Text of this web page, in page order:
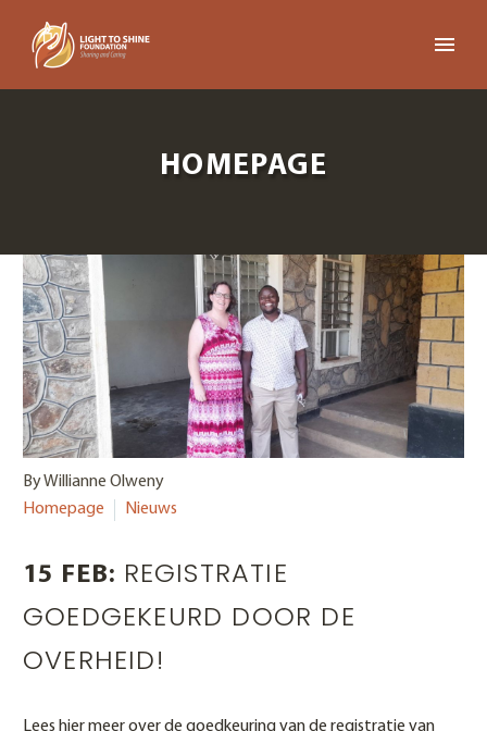
HOMEPAGE
By Willianne Olweny
Homepage
Nieuws
15 FEB: REGISTRATIE
GOEDGEKEURD DOOR DE
OVERHEID!
Lees hier meer over de goedkeuring van de registratie van